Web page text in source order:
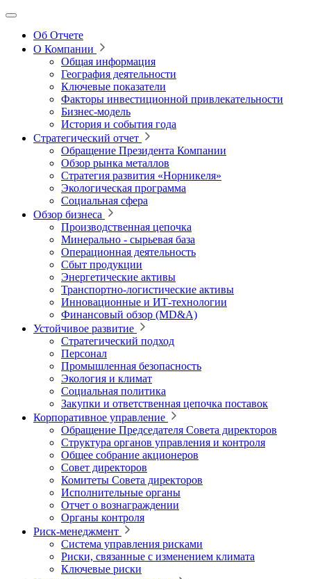
Об Отчете
О Компании
Общая информация
География деятельности
Ключевые показатели
Факторы инвестиционной привлекательности
Бизнес-модель
История и события года
Стратегический отчет
Обращение Президента Компании
Обзор рынка металлов
Стратегия развития «Норникеля»
Экологическая программа
Социальная сфера
Обзор бизнеса
Производственная цепочка
Минерально ‑ сырьевая база
Операционная деятельность
Сбыт продукции
Энергетические активы
Транспортно-логистические активы
Инновационные и ИТ‑технологии
Финансовый обзор (MD&A)
Устойчивое развитие
Стратегический подход
Персонал
Промышленная безопасность
Экология и климат
Социальная политика
Закупки и ответственная цепочка поставок
Корпоративное управление
Обращение Председателя Совета директоров
Структура органов управления и контроля
Общее собрание акционеров
Совет директоров
Комитеты Совета директоров
Исполнительные органы
Отчет о вознаграждении
Органы контроля
Риск-менеджмент
Система управления рисками
Риски, связанные с изменением климата
Ключевые риски